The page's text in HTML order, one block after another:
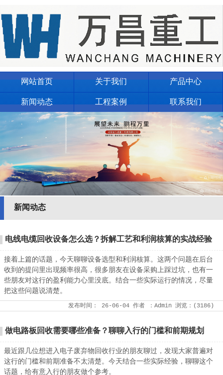
网站首页 关于我们 产品中心
新闻动态 工程案例 联系我们
新闻动态
电线电缆回收设备怎么选？拆解工艺和利润核算的实战经验
接着上篇的话题，今天聊聊设备选型和利润核算。这两个问题在后台
收到的提问里出现频率很高，很多朋友在设备采购上踩过坑，也有一
些朋友对这行的盈利能力心里没底。结合一些实际运行的情况，尽量
把这些问题说清楚。
发布时间： 26-06-04 作者 ：Admin 浏览：( 3186 )
做电路板回收需要哪些准备？聊聊入行的门槛和前期规划
最近跟几位想进入电子废弃物回收行业的朋友聊过，发现大家普遍对
这行的门槛和前期准备不太清楚。今天结合一些实际经验，聊聊这个
话题，给有意入行的朋友做个参考。